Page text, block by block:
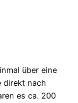
über eine
direkt nach
es ca. 200